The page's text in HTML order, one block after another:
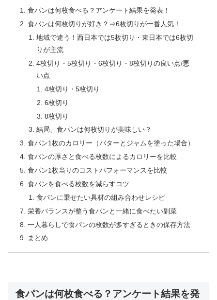
食パンは何枚食べる？アンケート結果を発表！
食パンは何枚切りが好き？⇒6枚切りが一番人気！
地域で違う！西日本では5枚切り・東日本では6枚切
りが主流
4枚切り・5枚切り・6枚切り・8枚切りの良い点/悪
い点
4枚切り・5枚切り
6枚切り
8枚切り
結局、食パンは何枚切りが美味しい？
食パン1枚のカロリー（バターとジャムを塗った場合）
食パンの厚さと食べる枚数によるカロリーを比較
食パン1枚当りのコストパフォーマンスを比較
食パンを食べる枚数を減らすコツ
食パンに乗せたい具材の組み合わせレシピ
栄養バランスが整う食パンと一緒に食べたい副菜
一人暮らしで食パンの枚数が多すぎるときの保存方法
まとめ
食パンは何枚食べる？アンケート結果を発